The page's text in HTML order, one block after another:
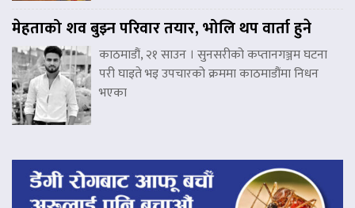
मेहताको शव बुझ्न परिवार तयार, भोलि थप वार्ता हुने
काठमाडौं, २१ साउन । सुनसरीको कप्तानगञ्जम घटना
परी घाइते भइ उपचारको क्रममा काठमाडौंमा निधन
भएका